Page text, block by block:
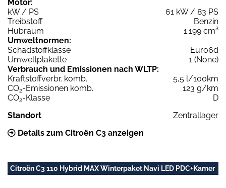
Motor:
kW / PS
61 kW / 83 PS
Treibstoff
Benzin
Hubraum
1.199 cm³
Umweltnormen:
Schadstoffklasse
Euro6d
Umweltplakette
1 (None)
Verbrauch und Emissionen nach WLTP:
Kraftstoffverbr. komb.
5,5 l/100km
CO2-Emissionen komb.
123 g/km
CO2-Klasse
D
Standort
Zentrallager
Details zum Citroën C3 anzeigen
Citroën C3 110 Hybrid MAX Winterpaket Navi LED PDC+Kamer